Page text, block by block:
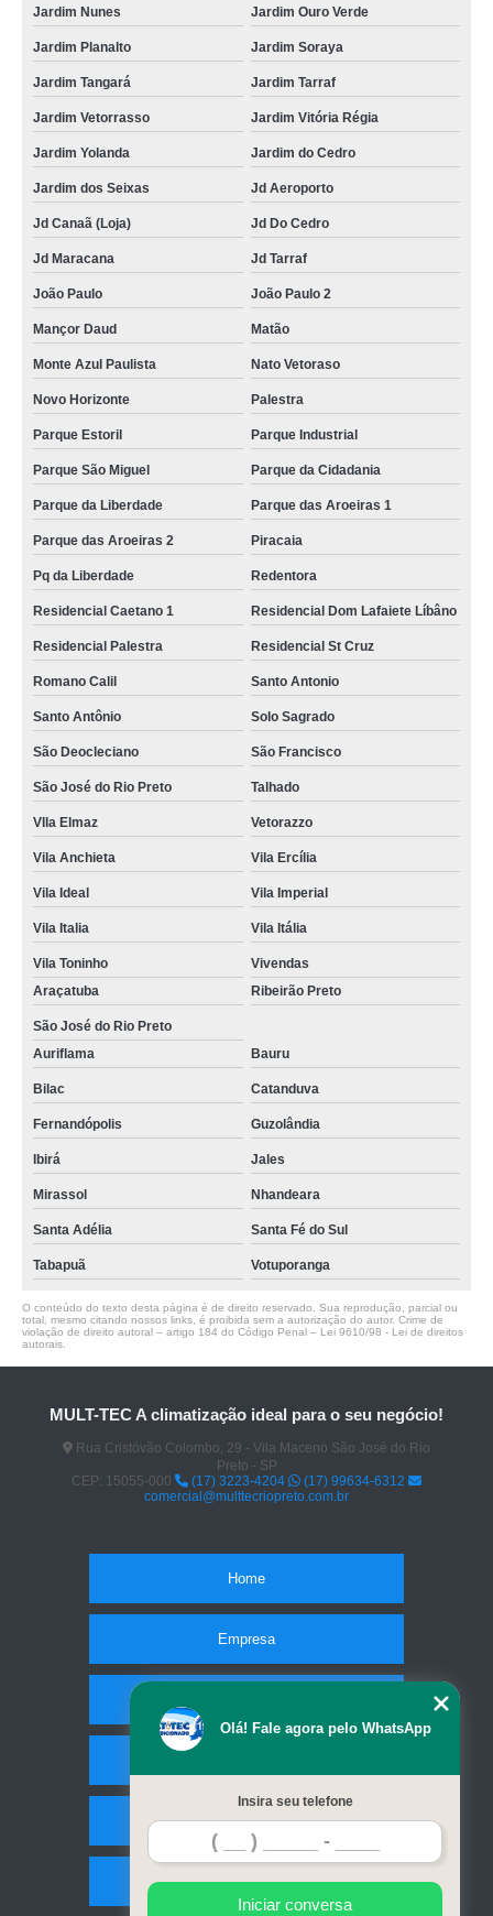
Jardim Nunes Jardim Ouro Verde
Jardim Planalto Jardim Soraya
Jardim Tangará Jardim Tarraf
Jardim Vetorrasso Jardim Vitória Régia
Jardim Yolanda Jardim do Cedro
Jardim dos Seixas Jd Aeroporto
Jd Canaã (Loja) Jd Do Cedro
Jd Maracana Jd Tarraf
João Paulo João Paulo 2
Mançor Daud Matão
Monte Azul Paulista Nato Vetoraso
Novo Horizonte Palestra
Parque Estoril Parque Industrial
Parque São Miguel Parque da Cidadania
Parque da Liberdade Parque das Aroeiras 1
Parque das Aroeiras 2 Piracaia
Pq da Liberdade Redentora
Residencial Caetano 1 Residencial Dom Lafaiete Líbâno
Residencial Palestra Residencial St Cruz
Romano Calil Santo Antonio
Santo Antônio Solo Sagrado
São Deocleciano São Francisco
São José do Rio Preto Talhado
VIla Elmaz Vetorazzo
Vila Anchieta Vila Ercília
Vila Ideal Vila Imperial
Vila Italia Vila Itália
Vila Toninho
Vivendas
Araçatuba
Ribeirão Preto
São José do Rio Preto
Auriflama
Bauru
Bilac Catanduva
Fernandópolis Guzolândia
Ibirá Jales
Mirassol Nhandeara
Santa Adélia Santa Fé do Sul
Tabapuã Votuporanga
O conteúdo do texto desta página é de direito reservado. Sua reprodução, parcial ou
total, mesmo citando nossos links, é proibida sem a autorização do autor. Crime de
violação de direito autoral – artigo 184 do Código Penal – Lei 9610/98 - Lei de direitos
autorais
MULT-TEC A climatização ideal para o seu negócio!
Rua Cristóvão Colombo, 29 - Vila Maceno São José do Rio
Preto - SP
CEP: 15055-000
(17) 3223-4204
(17) 99634-6312
comercial@multtecriopreto.com.br
Home
Empresa
Contato
Mapa do site
Olá! Fale agora pelo WhatsApp
Insira seu telefone
Iniciar conversa